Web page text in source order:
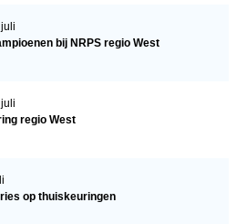
bij NRPS regio West
regio West
op thuiskeuringen